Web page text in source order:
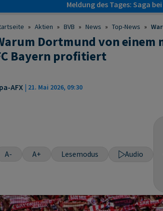
Meldung des Tages: Saga
» Aktien » BVB » News » Top-News »
Dortmund von einem
Bayern profitiert
AFX | 21. Mai 2026, 09:30
A- A+ Lesemodus Audio